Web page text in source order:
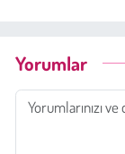
Yorumlar